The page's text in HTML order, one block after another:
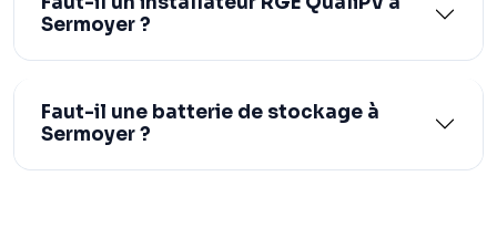
Sermoyer ?
Faut-il une batterie de stockage à
Sermoyer ?